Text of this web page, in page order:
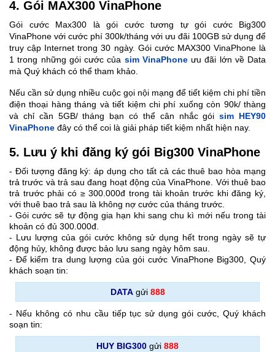
4. Gói MAX300 VinaPhone
Gói cước Max300 là gói cước tương tự gói cước Big300
VinaPhone với cước phí 300k/tháng với ưu đãi 100GB sử dụng để
truy cập Internet trong 30 ngày. Gói cước MAX300 VinaPhone là
1 trong những gói cước của sim VinaPhoneưu đãi lớn về Data
mà Quý khách có thể tham khảo.
Nếu cần sử dụng nhiều cuộc gọi nội mạng để tiết kiệm chi phí tiền
điện thoại hàng tháng và tiết kiệm chi phí xuống còn 90k/ thàng
và chỉ cần 5GB/ tháng bạn có thể cân nhắc góisim HEY90
VinaPhone đây có thể coi là giải pháp tiết kiệm nhất hiện nay.
5. Lưu ý khi đăng ký gói Big300 VinaPhone
- Đối tượng đăng ký: áp dụng cho tất cả các thuê bao hòa mạng
trả trước và trả sau đang hoạt động của VinaPhone. Với thuê bao
trả trước phải có ≥ 300.000đ trong tài khoản trước khi đăng ký,
với thuê bao trả sau là không nợ cước của tháng trước.
- Gói cước sẽ tự động gia hạn khi sang chu kì mới nếu trong tài
khoản có đủ 300.000đ.
- Lưu lượng của gói cước không sử dụng hết trong ngày sẽ tự
động hủy, không được bảo lưu sang ngày hôm sau.
- Để kiểm tra dung lượng của gói cước VinaPhone Big300, Quý
khách soạn tin:
DATAgửi 888
- Nếu không có nhu cầu tiếp tục sử dụng gói cước, Quý khách
soạn tin:
HUY BIG300 gửi 888